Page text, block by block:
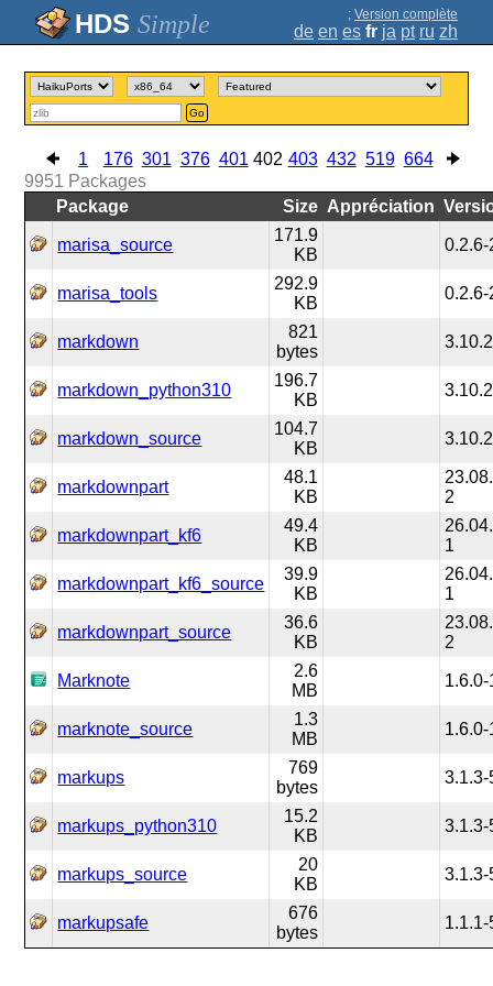
Simple ; Version complète
de en es fr ja pt ru zh
Go
1 176 301 376 401 402 403 432 519 664
9951 Packages
Package
Size Appréciation
marisa_source
171.9
KB
0.2.6-
marisa_tools
292.9
KB
0.2.6-
markdown
821
bytes
markdown_python310
196.7
KB
markdown_source
104.7
KB
markdownpart
48.1
KB
2
markdownpart_kf6
49.4
KB
1
markdownpart_kf6_source
39.9
KB
1
markdownpart_source
36.6
KB
2
Marknote
2.6
MB
1.6.0-
marknote_source
1.3
MB
1.6.0-
markups
769
bytes
3.1.3-
markups_python310
15.2
KB
3.1.3-
markups_source
20
KB
3.1.3-
markupsafe
676
bytes
1.1.1-